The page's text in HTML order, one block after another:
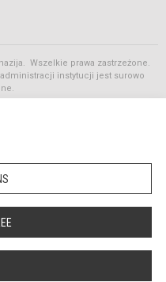
Wszelkie prawa zastrzeżone.
instytucji jest surowo